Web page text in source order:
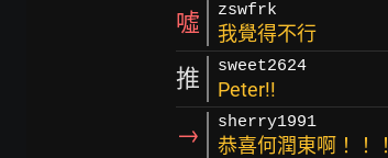
噓 zswfrk
我覺得不行
推 sweet2624
Peter!!
→ sherry1991
恭喜何潤東啊！！！